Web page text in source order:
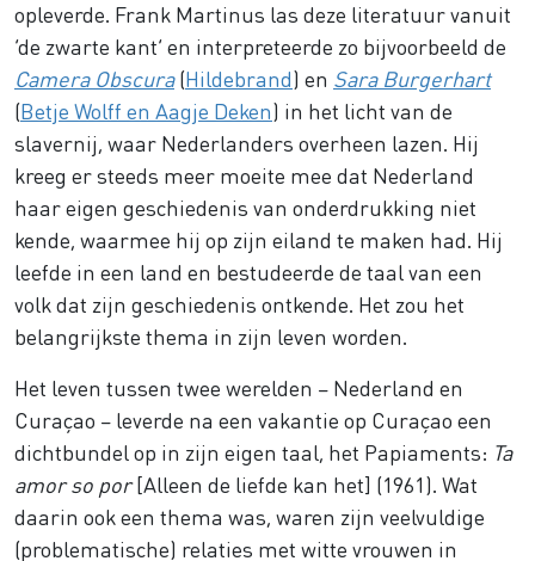
opleverde. Frank Martinus las deze literatuur vanuit
‘de zwarte kant’ en interpreteerde zo bijvoorbeeld de
Camera Obscura(Hildebrand) en Sara Burgerhart
(Betje Wolff en Aagje Deken) in het licht van de
slavernij, waar Nederlanders overheen lazen. Hij
kreeg er steeds meer moeite mee dat Nederland
haar eigen geschiedenis van onderdrukking niet
kende, waarmee hij op zijn eiland te maken had. Hij
leefde in een land en bestudeerde de taal van een
volk dat zijn geschiedenis ontkende. Het zou het
belangrijkste thema in zijn leven worden.
Het leven tussen twee werelden – Nederland en
Curaçao – leverde na een vakantie op Curaçao een
dichtbundel op in zijn eigen taal, het Papiaments: Ta
amor so por[Alleen de liefde kan het] (1961). Wat
daarin ook een thema was, waren zijn veelvuldige
(problematische) relaties met witte vrouwen in